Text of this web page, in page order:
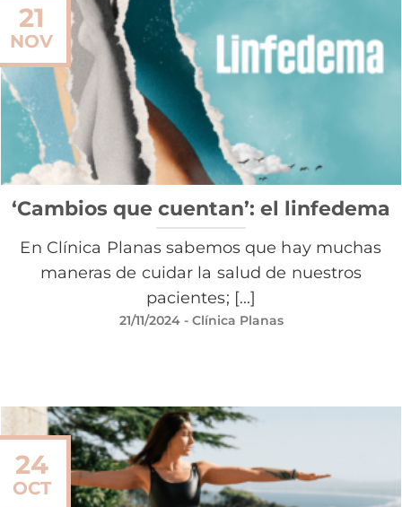
‘Cambios que cuentan’: el linfedema
En Clínica Planas sabemos que hay muchas
maneras de cuidar la salud de nuestros
pacientes; [...]
21/11/2024- Clínica Planas
21
NOV
24
OCT